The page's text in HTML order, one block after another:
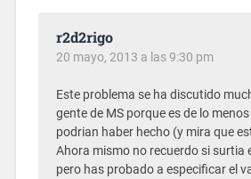
r2d2rigo
20 mayo, 2013 a las 9:30 pm
Este problema se ha discutido
gente de MS porque es de lo
podrian haber hecho (y mira que
Ahora mismo no recuerdo si surtia
pero has probado a especificar el